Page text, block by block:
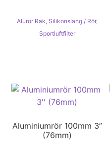
Youtube
Alurör Rak, Silikonslang / Rör,
Sportluftfilter
Aluminiumrör 100mm 3”
(76mm)